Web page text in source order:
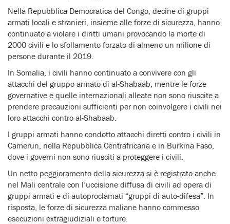
Nella Repubblica Democratica del Congo, decine di gruppi
armati locali e stranieri, insieme alle forze di sicurezza, hanno
continuato a violare i diritti umani provocando la morte di
2000 civili e lo sfollamento forzato di almeno un milione di
persone durante il 2019.
In Somalia, i civili hanno continuato a convivere con gli
attacchi del gruppo armato di al-Shabaab, mentre le forze
governative e quelle internazionali alleate non sono riuscite a
prendere precauzioni sufficienti per non coinvolgere i civili nei
loro attacchi contro al-Shabaab.
I gruppi armati hanno condotto attacchi diretti contro i civili in
Camerun, nella Repubblica Centrafricana e in Burkina Faso,
dove i governi non sono riusciti a proteggere i civili.
Un netto peggioramento della sicurezza si è registrato anche
nel Mali centrale con l’uccisione diffusa di civili ad opera di
gruppi armati e di autoproclamati “gruppi di auto-difesa”. In
risposta, le forze di sicurezza maliane hanno commesso
esecuzioni extragiudiziali e torture.